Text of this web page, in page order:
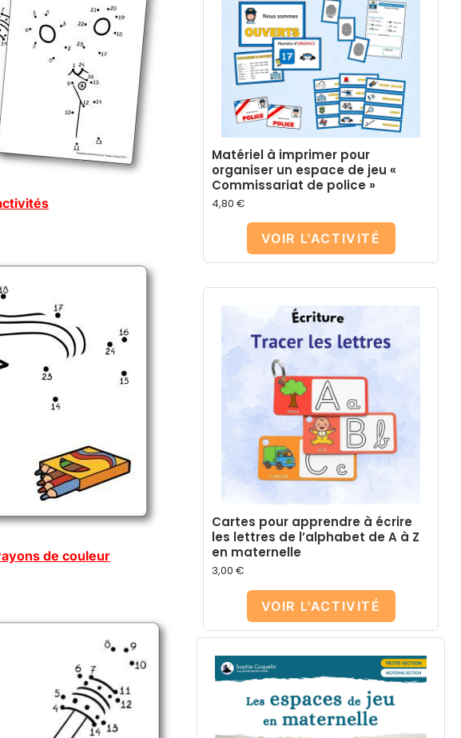
de couleur
Matériel à imprimer pour
organiser un espace de jeu «
Commissariat de police »
4,80 €
VOIR L'ACTIVITÉ
Cartes pour apprendre à écrire
les lettres de l’alphabet de A à Z
en maternelle
3,00 €
VOIR L'ACTIVITÉ